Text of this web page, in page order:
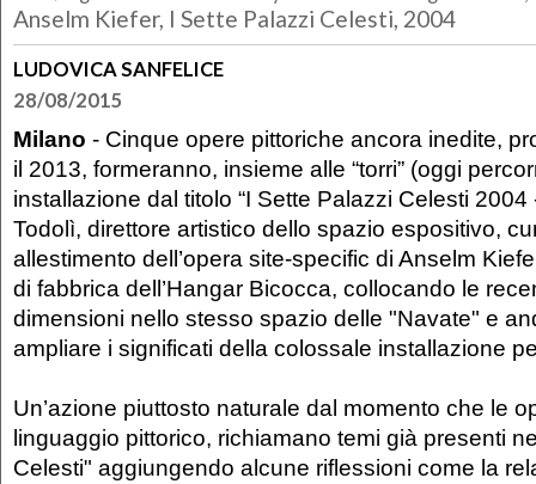
Anselm Kiefer, I Sette Palazzi Celesti, 2004
LUDOVICA SANFELICE
28/08/2015
Milano - Cinque opere pittoriche ancora inedite,
il 2013, formeranno, insieme alle “torri” (oggi
installazione dal titolo “I Sette Palazzi Celesti 2004
Todolì, direttore artistico dello spazio espositivo,
allestimento dell’opera site-specific di Anselm
di fabbrica dell’Hangar Bicocca, collocando le
dimensioni nello stesso spazio delle "Navate" e
ampliare i significati della colossale installazione
Un’azione piuttosto naturale dal momento che le
linguaggio pittorico, richiamano temi già presenti
Celesti" aggiungendo alcune riflessioni come la